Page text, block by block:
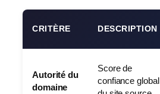
CRITÈRE DESCRIPTION
Autorité du
domaine
Score de
confiance global